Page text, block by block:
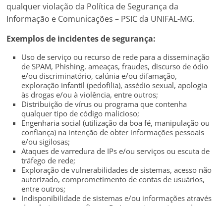
qualquer violação da Política de Segurança da
Informação e Comunicações – PSIC da UNIFAL-MG.
Exemplos de incidentes de segurança:
Uso de serviço ou recurso de rede para a disseminação
de SPAM, Phishing, ameaças, fraudes, discurso de ódio
e/ou discriminatório, calúnia e/ou difamação,
exploração infantil (pedofilia), assédio sexual, apologia
às drogas e/ou à violência, entre outros;
Distribuição de vírus ou programa que contenha
qualquer tipo de código malicioso;
Engenharia social (utilização da boa fé, manipulação ou
confiança) na intenção de obter informações pessoais
e/ou sigilosas;
Ataques de varredura de IPs e/ou serviços ou escuta de
tráfego de rede;
Exploração de vulnerabilidades de sistemas, acesso não
autorizado, comprometimento de contas de usuários,
entre outros;
Indisponibilidade de sistemas e/ou informações através